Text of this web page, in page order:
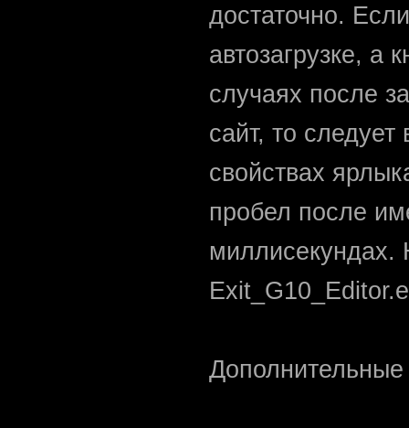
достаточно.
автозагрузке, а
случаях после
сайт, то
свойствах
пробел после
миллисекундах.